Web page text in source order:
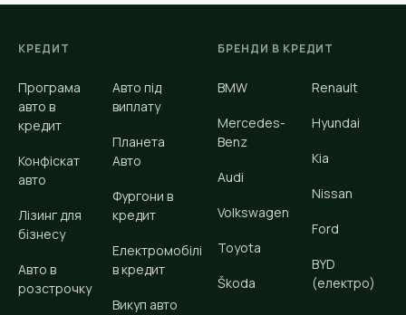
КРЕДИТ
Програма
авто в
кредит
Конфіскат
авто
Лізинг для
бізнесу
Авто в
розстрочку
Авто під
виплату
Планета
Авто
Фургони в
кредит
Електромобілі
в кредит
Викуп авто
БРЕНДИ В КРЕДИТ
BMW
Mercedes-
Benz
Audi
Volkswagen
Toyota
Škoda
Renault
Hyundai
Kia
Nissan
Ford
BYD
(електро)